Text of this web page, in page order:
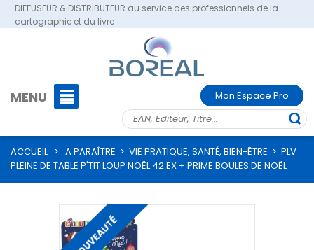
DIFFUSEUR & DISTRIBUTEUR au service des professionnels de la
cartographie et du livre
MENU Mon Espace Pro
ACCUEIL > A PARAÎTRE > VIE PRATIQUE, SANTÉ, BIEN-ÊTRE > PLV
PLEINE DE TABLE P'TIT LOUP NOËL 42 EX + PRIME BOULES DE NOËL